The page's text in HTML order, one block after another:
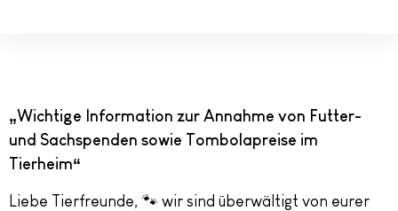
„Wichtige Information zur Annahme von Futter-
und Sachspenden sowie Tombolapreise im
Tierheim“
Liebe Tierfreunde, 🐾 wir sind überwältigt von eurer